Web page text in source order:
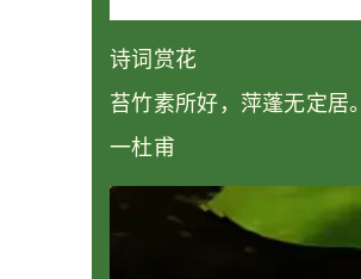
诗词赏花
苔竹素所好，萍蓬无定居。
一杜甫